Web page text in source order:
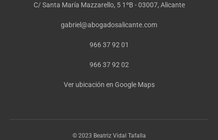
C/ Santa María Mazzarello, 5 1ºB - 03007, Alicante
gabriel@abogadosalicante.com
966 37 92 01
966 37 92 02
Ver ubicación en Google Maps
© 2023 Beatriz Vidal Tafalla